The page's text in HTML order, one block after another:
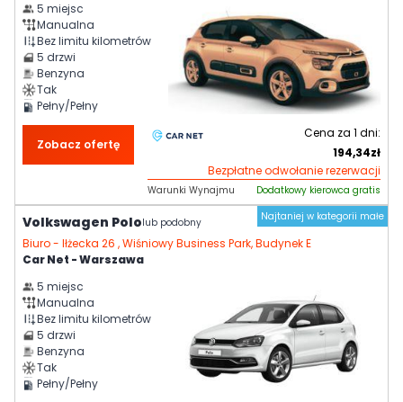
5 miejsc
Manualna
Bez limitu kilometrów
5 drzwi
Benzyna
Tak
Pełny/Pełny
Zobacz ofertę
Cena za 1 dni:
194,34zł
Bezpłatne odwołanie rezerwacji
Warunki Wynajmu
Dodatkowy kierowca gratis
Najtaniej w kategorii małe
Volkswagen Pololub podobny
Biuro - Iłżecka 26 , Wiśniowy Business Park, Budynek E
Car Net - Warszawa
5 miejsc
Manualna
Bez limitu kilometrów
5 drzwi
Benzyna
Tak
Pełny/Pełny